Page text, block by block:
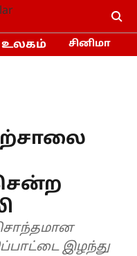
உலகம் சினிமா
இழந்து